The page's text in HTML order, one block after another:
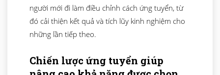
người mới đi làm điều chỉnh cách ứng tuyển, từ
đó cải thiện kết quả và tích lũy kinh nghiệm cho
những lần tiếp theo.
Chiến lược ứng tuyển giúp